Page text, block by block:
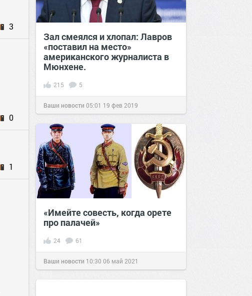
3
0
1
Зал смеялся и хлопал: Лавров
«поставил на место»
американского журналиста в
Мюнхене.
215 5
Ваши новости 05:01 19 фев 2019
«Имейте совесть, когда орете
про палачей»
24 61
Ваши новости 10:30 06 май 2021